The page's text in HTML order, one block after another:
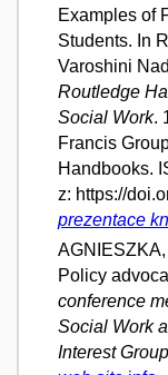
Examples of
Students. In
Varoshini
Routledge
Social Work.
Francis
Handbooks.
z: https://
prezentace
Policy
conference
Social Work
Interest